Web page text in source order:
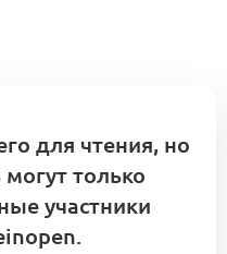
для чтения, но
только
участники